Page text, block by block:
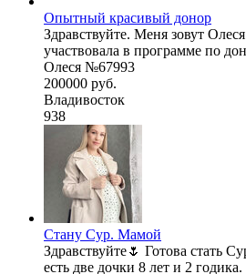
Опытный красивый донор
Здравствуйте. Меня зовут
участвовала в программе по
Олеся №67993
200000 руб.
Владивосток
938
Стану Сур. Мамой
Здравствуйте🌷 Готова стать
есть две дочки 8 лет и 2